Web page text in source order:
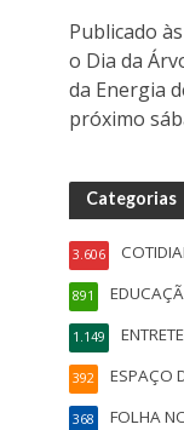
Publicado
o Dia da
da Energia
próximo
Categorias
3.606
891
1.149
ESPAÇO
392
FOLHA
368